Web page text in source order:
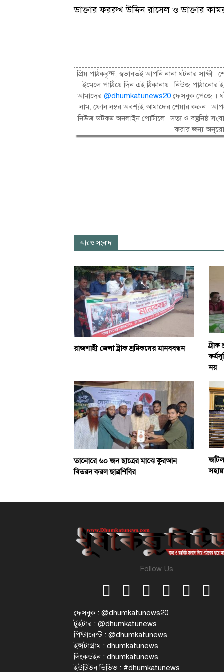
ডাক্তার ফররুখ উদ্দিন রাসেল ও ডাক্তার
প্রিয় পাঠকবৃন্দ, স্বভাবতই আপনি নানা ঘটনার
ইমেলে পাঠিয়ে দিন এই ঠিকানায়। নিউজ পাঠানোর
আমাদের@dhumkatunews20 ফেসবুক পেজে ।
নাম, ফোন নম্বর অবশ্যই আমাদের শেয়ার করুন।
নিউজ ডটকম অনলাইন পোর্টালে। সত্য ও বস্তুনিষ্ঠ
করার জন্য
আরও সংবাদ
রাজশাহী জেলা ট্রাক শ্রমিকদের মানববন্ধন
ট্রাক
নয়
তানোরে ৬০ জন ছাত্রের মাঝে কুরআন
বিতরন করল ছাত্রশিবির
Follow Us
ফেসবুক : @dhumkatunews20
টুইটার : @dhumkatunews
পিন্টারেস্ট : @dhumkatunews
ইন্সটাগ্রাম : dhumkatunews
লিংকডইন : dhumkatunews
ইউটিউব ভিডিও : #dhumkatunews